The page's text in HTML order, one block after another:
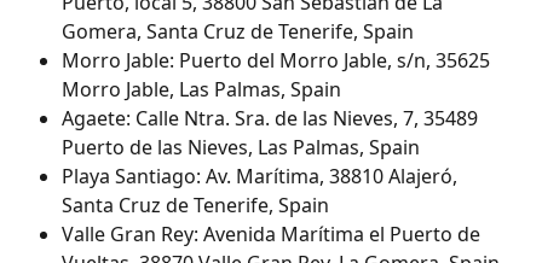
Gomera, Santa Cruz de Tenerife, Spain
Morro Jable: Puerto del Morro Jable, s/n, 35625
Morro Jable, Las Palmas, Spain
Agaete: Calle Ntra. Sra. de las Nieves, 7, 35489
Puerto de las Nieves, Las Palmas, Spain
Playa Santiago: Av. Marítima, 38810 Alajeró,
Santa Cruz de Tenerife, Spain
Valle Gran Rey: Avenida Marítima el Puerto de